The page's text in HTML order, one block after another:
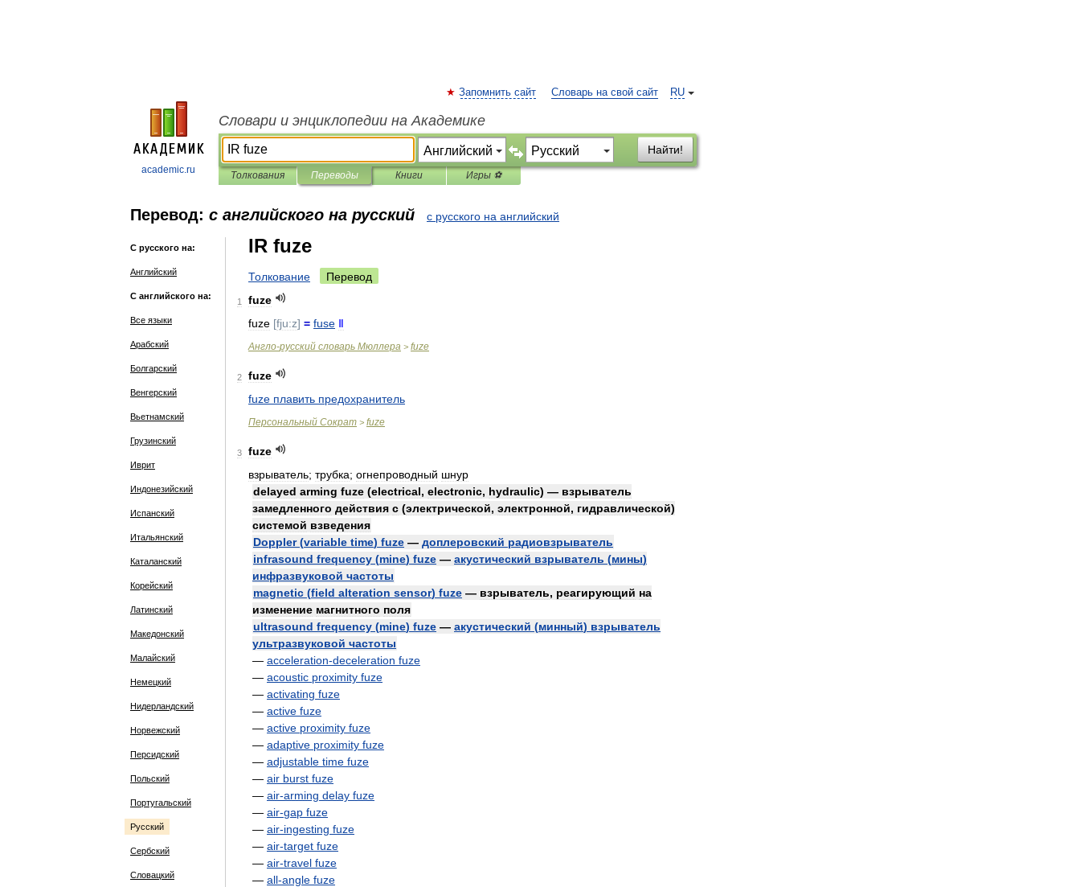
academic.ru
RU
Запомнить сайт Словарь на свой сайт
Словари и энциклопедии на Академике
Найти!
Толкования Переводы Книги Игры ⚽
Перевод: с английского на русский с русского на английский
С русского на:
Английский
С английского на:
Все языки
Арабский
Болгарский
Венгерский
Вьетнамский
Грузинский
Иврит
Индонезийский
Испанский
Итальянский
Каталанский
Корейский
Латинский
Македонский
Малайский
Немецкий
Нидерландский
Норвежский
Персидский
Польский
Португальский
Русский
Сербский
Словацкий
IR fuze
Толкование Перевод
1
fuze
fuze [fju:z] = fuse Ⅱ
Англо-русский словарь Мюллера > fuze
2
fuze
fuze плавить предохранитель
Персональный Сократ > fuze
3
fuze
взрыватель; трубка; огнепроводный шнур
delayed arming fuze (electrical, electronic, hydraulic) — взрыватель
замедленного действия с (электрической, электронной, гидравлической)
системой взведения
Doppler(variable time) fuze — доплеровский радиовзрыватель
infrasound frequency (mine) fuze — акустический взрыватель (мины)
инфразвуковой частоты
magnetic (field alteration sensor) fuze — взрыватель, реагирующий на
изменение магнитного поля
ultrasound frequency (mine) fuze — акустический (минный) взрыватель
ультразвуковой частоты
— acceleration-deceleration fuze
— acoustic proximity fuze
— activating fuze
— active fuze
— active proximity fuze
— adaptive proximity fuze
— adjustable time fuze
— air burst fuze
— air-arming delay fuze
— air-gap fuze
— air-ingesting fuze
— air-target fuze
— air-travel fuze
— all-angle fuze